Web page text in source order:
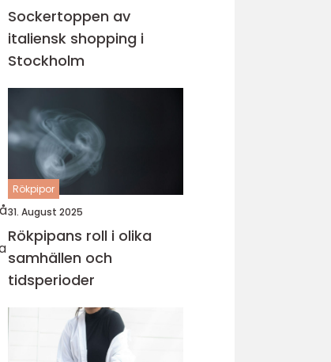
Sockertoppen av
italiensk shopping i
Stockholm
Rökpipor
31. August 2025
Rökpipans roll i olika
samhällen och
tidsperioder